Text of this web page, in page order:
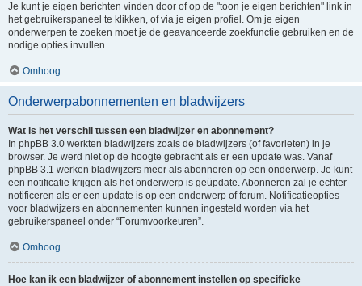
Je kunt je eigen berichten vinden door of op de "toon je eigen berichten" link in
het gebruikerspaneel te klikken, of via je eigen profiel. Om je eigen
onderwerpen te zoeken moet je de geavanceerde zoekfunctie gebruiken en de
nodige opties invullen.
Omhoog
Onderwerpabonnementen en bladwijzers
Wat is het verschil tussen een bladwijzer en abonnement?
In phpBB 3.0 werkten bladwijzers zoals de bladwijzers (of favorieten) in je
browser. Je werd niet op de hoogte gebracht als er een update was. Vanaf
phpBB 3.1 werken bladwijzers meer als abonneren op een onderwerp. Je kunt
een notificatie krijgen als het onderwerp is geüpdate. Abonneren zal je echter
notificeren als er een update is op een onderwerp of forum. Notificatieopties
voor bladwijzers en abonnementen kunnen ingesteld worden via het
gebruikerspaneel onder “Forumvoorkeuren”.
Omhoog
Hoe kan ik een bladwijzer of abonnement instellen op specifieke